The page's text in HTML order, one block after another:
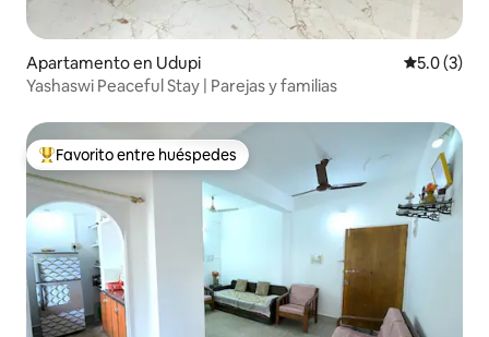
Apartamento en Udupi
5.0 (3)
Yashaswi Peaceful Stay | Parejas y familias
Favorito entre huéspedes preferido
Favorito entre huéspedes